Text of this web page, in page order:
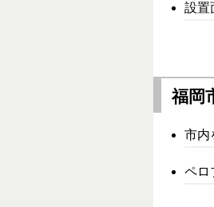
設
福岡
市内
ペロ